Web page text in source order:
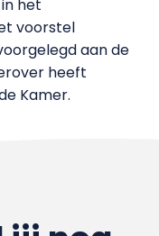
het
voorstel
aan de
heeft
Kamer.